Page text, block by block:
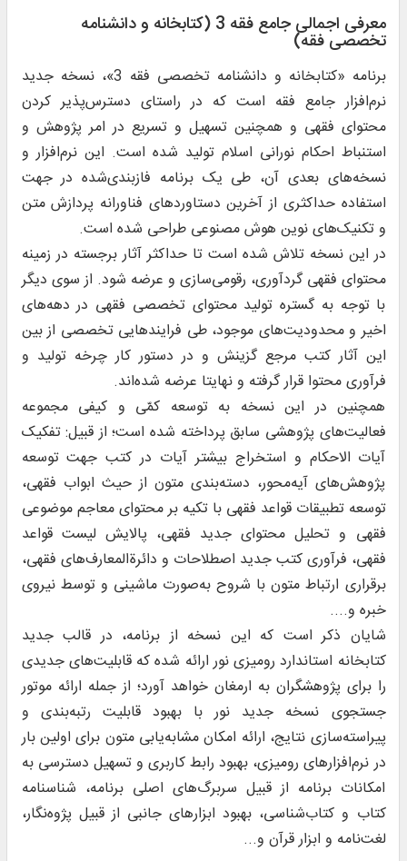
معرفی اجمالی جامع فقه 3 (کتابخانه و دانشنامه
تخصصی فقه)
برنامه «کتابخانه و دانشنامه تخصصی فقه 3»، نسخه جدید
نرم‌افزار جامع فقه است که در راستای دسترس‌پذیر کردن
محتوای فقهی و همچنین تسهیل و تسریع در امر پژوهش و
استنباط احکام نورانی اسلام تولید شده است. این نرم‌افزار و
نسخه‌های بعدی آن، طی یک برنامه فازبندی‌شده در جهت
استفاده حداکثری از آخرین دستاوردهای فناورانه پردازش متن
و تکنیک‌های نوین هوش مصنوعی طراحی شده است.
در این نسخه تلاش شده است تا حداکثر آثار برجسته در زمینه
محتوای فقهی گردآوری، رقومی‌سازی و عرضه شود. از سوی دیگر
با توجه به گستره تولید محتوای تخصصی فقهی در دهه‌های
اخیر و محدودیت‌های موجود، طی فرایندهایی تخصصی از بین
این آثار کتب مرجع گزینش و در دستور کار چرخه تولید و
فرآوری محتوا قرار گرفته و نهایتا عرضه شده‌اند.
همچنین در این نسخه به توسعه کمّی و کیفی مجموعه‌
فعالیت‌های پژوهشی سابق پرداخته شده است؛ از قبیل: تفکیک
آیات الاحکام و استخراج بیشتر آیات در کتب جهت توسعه
پژوهش‌های آیه‌محور، دسته‌بندی متون از حیث ابواب فقهی،
توسعه تطبیقات قواعد فقهی با تکیه بر محتوای معاجم موضوعی
فقهی و تحلیل محتوای جدید فقهی، پالایش لیست قواعد
فقهی، فرآوری کتب جدید اصطلاحات و دائرة‌المعارف‌های فقهی،
برقراری ارتباط متون با شروح به‌صورت ماشینی و توسط نیروی
خبره و....
شایان ذکر است که این نسخه از برنامه، در قالب جدید
کتابخانه استاندارد رومیزی نور ارائه شده که قابلیت‌های جدیدی
را برای پژوهشگران به ارمغان خواهد آورد؛ از جمله ارائه موتور
جستجوی نسخه جدید نور با بهبود قابلیت رتبه‌بندی و
پیراسته‌سازی نتایج، ارائه امکان مشابه‌یابی متون برای اولین بار
در نرم‌افزارهای رومیزی، بهبود رابط کاربری و تسهیل دسترسی به
امکانات برنامه از قبیل سربرگ‌های اصلی برنامه، شناسنامه
کتاب و کتاب‌شناسی، بهبود ابزارهای جانبی از قبیل پژوه‌نگار،
لغت‌نامه و ابزار قرآن و...